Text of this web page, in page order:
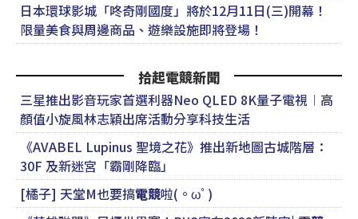
日本環球影城「咚奇剛國度」將於12月11日(三)開幕！
限量美食與周邊商品、遊樂設施即將登場！
拾起電競新聞
三星推出影音玩家首選利器Neo QLED 8K量子電視︱高
顏值小旋風林志穎出席活動分享科技生活
《AVABEL Lupinus 聖境之花》推出新地圖古城階層：
30F 及新迷宮「霸剛降臨」
[橘子] 天堂M也要搞電競啦(。ωﾟ)